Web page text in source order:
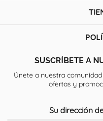
SUSCRÍBETE A
Únete a nuestra
ofertas y
Su dirección